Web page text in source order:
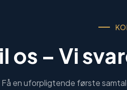
os – Vi
Få en uforpligtende første